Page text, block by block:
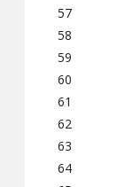
57
58
59
60
61
62
63
64